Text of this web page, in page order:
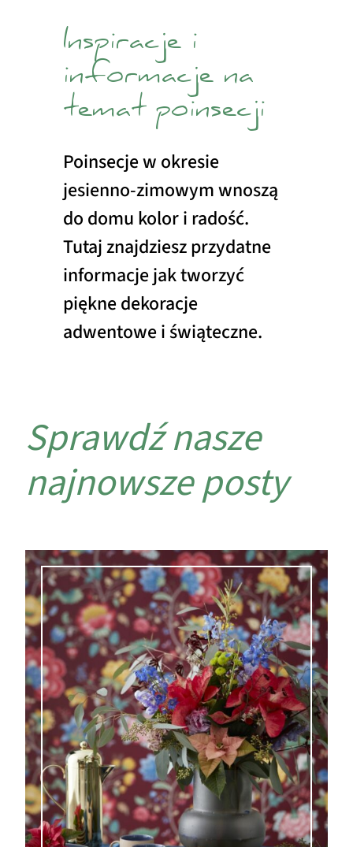
Inspiracje i
informacje na
temat poinsecji
Poinsecje w okresie
jesienno-zimowym wnoszą
do domu kolor i radość.
Tutaj znajdziesz przydatne
informacje jak tworzyć
piękne dekoracje
adwentowe i świąteczne.
Sprawdź nasze
najnowsze posty